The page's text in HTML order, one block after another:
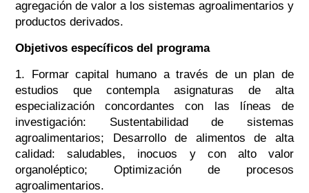
agregación de valor a los sistemas agroalimentarios y
productos derivados.
Objetivos específicos del programa
1. Formar capital humano a través de un plan de
estudios que contempla asignaturas de alta
especialización concordantes con las líneas de
investigación: Sustentabilidad de sistemas
agroalimentarios; Desarrollo de alimentos de alta
calidad: saludables, inocuos y con alto valor
organoléptico; Optimización de procesos
agroalimentarios.